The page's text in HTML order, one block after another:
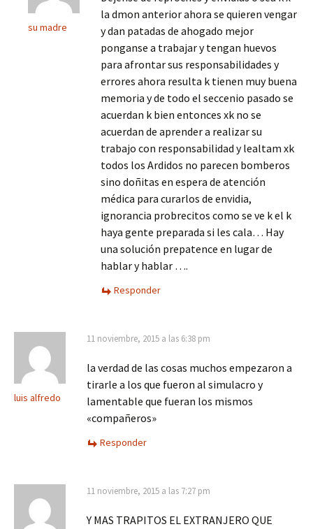
su madre
la dmon anterior ahora se quieren vengar
y dan patadas de ahogado mejor
ponganse a trabajar y tengan huevos
para afrontar sus responsabilidades y
errores ahora resulta k tienen muy buena
memoria y de todo el seccenio pasado se
acuerdan k bien entonces xk no se
acuerdan de aprender a realizar su
trabajo con responsabilidad y lealtam xk
todos los Ardidos no parecen bomberos
sino doñitas en espera de atención
médica para curarlos de envidia,
ignorancia probrecitos como se ve k el k
haya gente preparada si les cala… Hay
una solución prepatence en lugar de
hablar y hablar ….
Responder
luis alfredo
11 noviembre, 2015 a las 6:38 pm
la verdad de las cosas muchos empezaron a
tirarle a los que fueron al simulacro y
lamentable que fueran los mismos
«compañeros»
Responder
11 noviembre, 2015 a las 7:27 pm
Y MAS TRAPITOS EL EXTRANJERO QUE